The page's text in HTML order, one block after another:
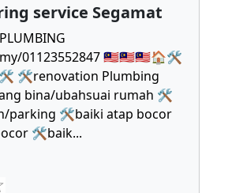
service Segamat
01123552847 🇲🇾🇲🇾🇲🇾🏠🛠
Plumbing
bina/ubahsuai rumah 🛠
parking 🛠baiki atap bocor
🛠baik...